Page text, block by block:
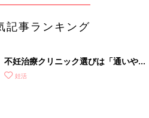
記事ランキング
不妊治療クリニック選びは「通いやす
さ」が大切！選び方、重要3カ条っ
妊活